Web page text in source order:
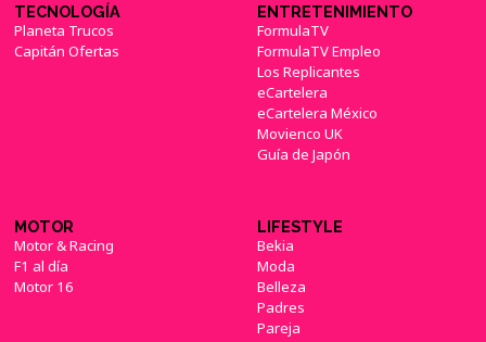
TECNOLOGÍA
Planeta Trucos
Capitán Ofertas
ENTRETENIMIENTO
FormulaTV
FormulaTV Empleo
Los Replicantes
eCartelera
eCartelera México
Movienco UK
Guía de Japón
MOTOR
Motor & Racing
F1 al día
Motor 16
LIFESTYLE
Bekia
Moda
Belleza
Padres
Pareja